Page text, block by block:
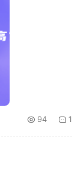
94 1